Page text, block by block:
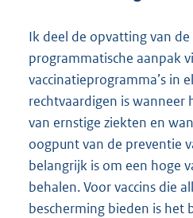
Ik deel de opvatting van
programmatische aanpak
vaccinatieprogramma’s in
rechtvaardigen is wanneer
van ernstige ziekten en
oogpunt van de preventie
belangrijk is om een hoge
behalen. Voor vaccins die
bescherming bieden is het